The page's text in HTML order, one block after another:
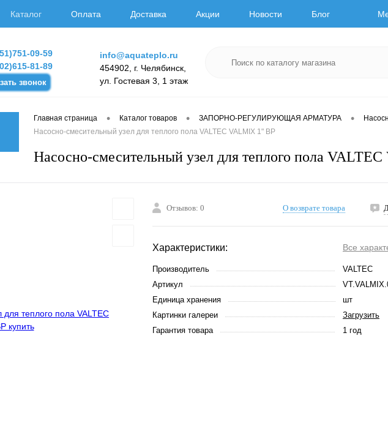
Каталог Оплата Доставка Акции Новости Блог
09-59
81-89
звонок
info@aquateplo.ru
454902, г. Челябинск,
ул. Гостевая 3, 1 этаж
Главная страница • Каталог товаров • ЗАПОРНО-РЕГУЛИРУЮЩАЯ АРМАТУРА •
Насосно-смесительный узел для теплого пола VALTEC VALMIX 1" ВР
Насосно-смесительный узел для теплого пола
Отзывов: 0 О возврате товара
Характеристики: Все
Производитель
VALTEC
Артикул
Единица хранения
шт
Картинки галереи
Загрузить
Гарантия товара
1 год